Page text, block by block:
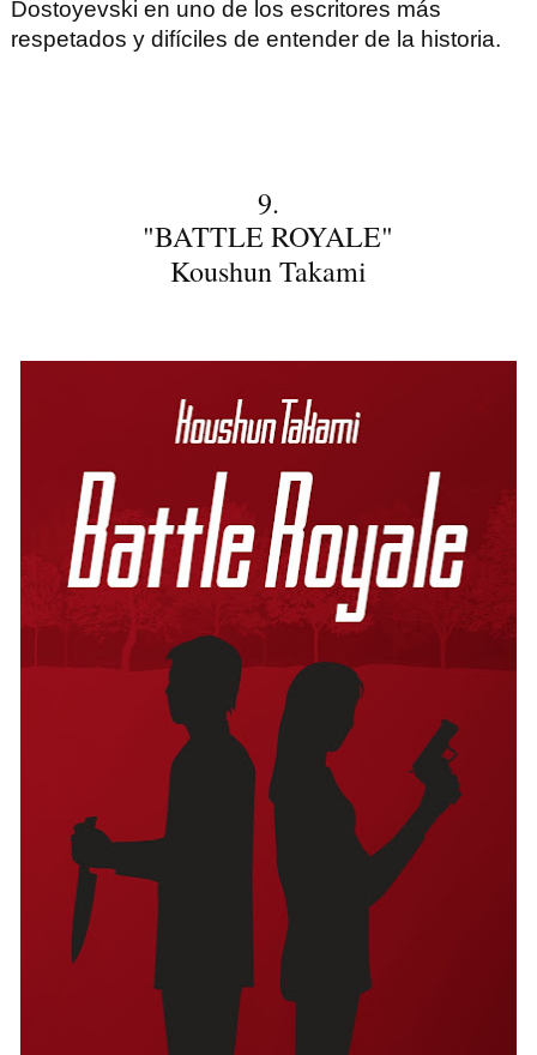
Dostoyevski en uno de los escritores más
respetados y difíciles de entender de la historia.
9.
"BATTLE ROYALE"
Koushun Takami